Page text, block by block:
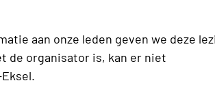
aan onze leden geven we deze
de organisator is, kan er niet